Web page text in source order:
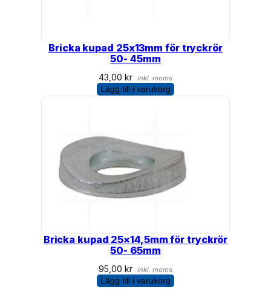
Bricka kupad 25x13mm för tryckrör
50- 45mm
43,00 kr inkl. moms
Lägg till i varukorg
Bricka kupad 25×14,5mm för tryckrör
50- 65mm
95,00 kr inkl. moms
Lägg till i varukorg